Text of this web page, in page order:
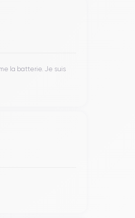
la batterie. Je suis